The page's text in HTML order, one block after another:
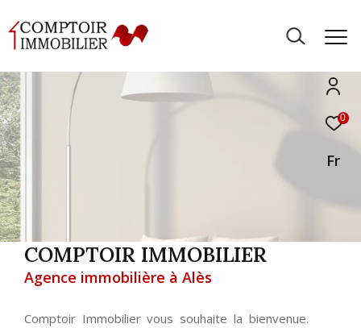
0
Fr
COMPTOIR IMMOBILIER
Agence immobilière à Alès
Comptoir Immobilier vous souhaite la bienvenue.